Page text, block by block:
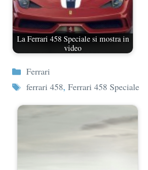
La Ferrari 458 Speciale si mostra in
video
Categorie
Ferrari
Tag
ferrari 458, Ferrari 458 Speciale